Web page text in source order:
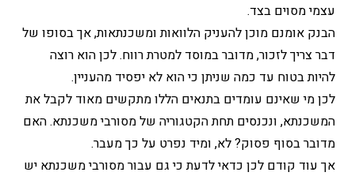
עצמי מסוים בצד.
הבנק אומנם מוכן להעניק הלוואות ומשכנתאות, אך בסופו של
דבר צריך לזכור, מדובר במוסד למטרת רווח. לכן הוא רוצה
להיות בטוח עד כמה שניתן כי הוא לא יפסיד מהעניין.
לכן מי שאינם עומדים בתנאים הללו מתקשים מאוד לקבל את
המשכנתא, ונכנסים תחת הקטגוריה של מסורבי משכנתא. האם
מדובר בסוף פסוק? לא, ומיד נפרט על כך מעבר.
אך עוד קודם לכן כדאי לדעת כי גם עבור מסורבי משכנתא יש